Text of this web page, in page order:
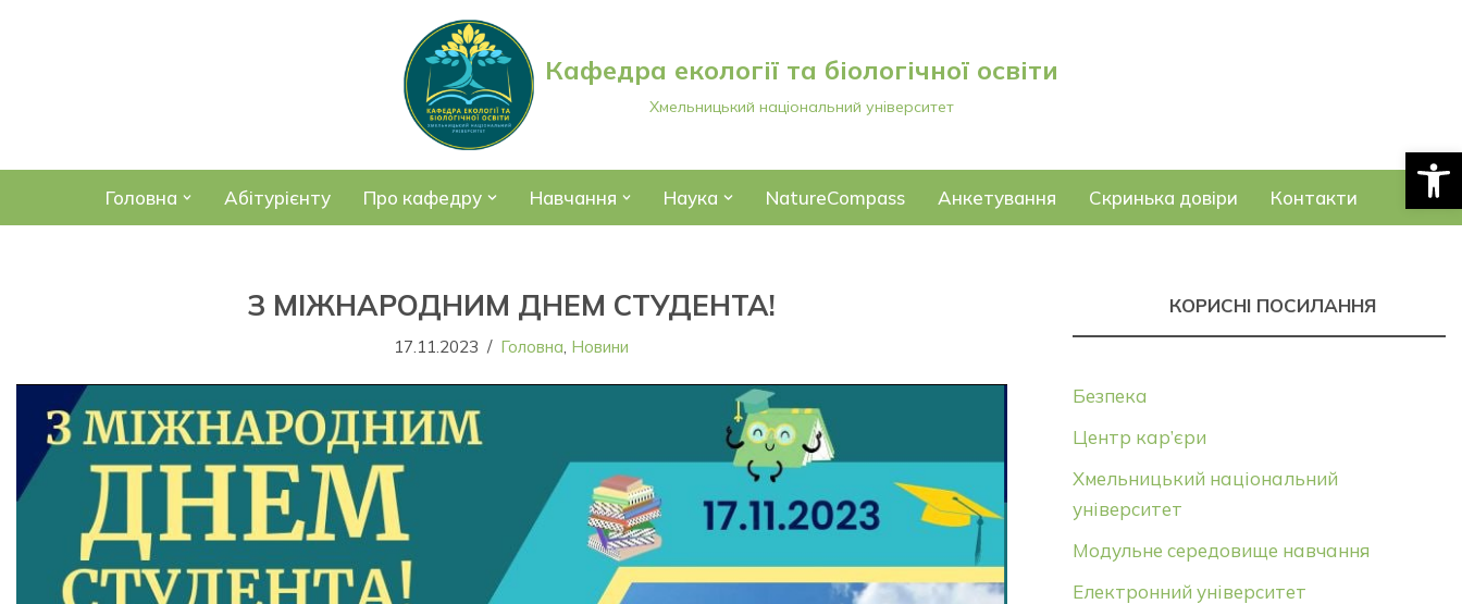
Кафедра екології та біологічної освіти
Хмельницький національний університет
Головна Абітурієнту Про кафедру Навчання Наука NatureCompass Анкетування Скринька довіри Контакти
З МІЖНАРОДНИМ ДНЕМ СТУДЕНТА!
17.11.2023 Головна, Новини
КОРИСНІ ПОСИЛАННЯ
Безпека
Центр кар’єри
Хмельницький національний
університет
Модульне середовище навчання
Електронний університет